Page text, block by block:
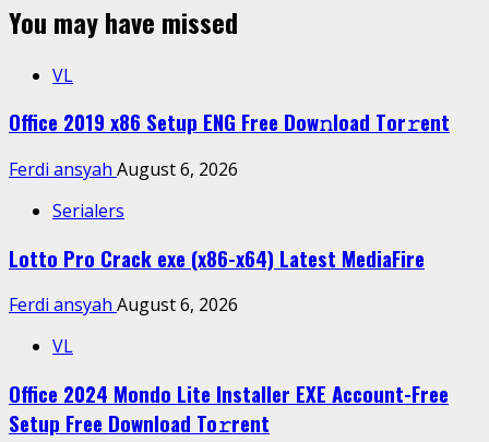
You may have missed
VL
Office 2019 x86 Setup ENG Frее Dow𝚗load Tоr𝚛ent
Ferdi ansyah August 6, 2026
Serialers
Lotto Pro Crack exe (x86-x64) Latest MediaFire
Ferdi ansyah August 6, 2026
VL
Office 2024 Mondo Lite Installer EXE Account-Free
Setup Frее Download To𝚛rent